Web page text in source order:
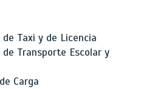
Taxi y de Licencia
Transporte Escolar y
Carga